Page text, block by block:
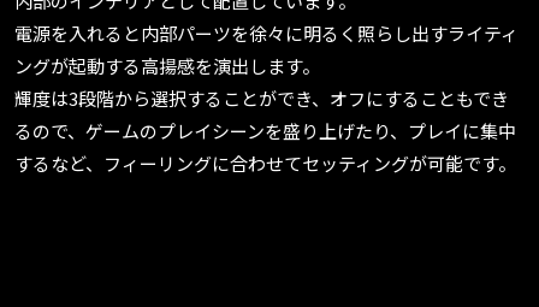
電源を入れると内部パーツを徐々に明るく照らし出すライティ
ングが起動する高揚感を演出します。
輝度は3段階から選択することができ、オフにすることもでき
るので、ゲームのプレイシーンを盛り上げたり、プレイに集中
するなど、フィーリングに合わせてセッティングが可能です。